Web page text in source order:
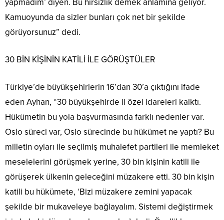
yapmadım’ diyen. Bu hırsızlık demek anlamına geliyor.
Kamuoyunda da sizler bunları çok net bir şekilde
görüyorsunuz” dedi.
30 BİN KİŞİNİN KATİLİ İLE GÖRÜŞTÜLER
Türkiye’de büyükşehirlerin 16’dan 30’a çıktığını ifade
eden Ayhan, “30 büyükşehirde il özel idareleri kalktı.
Hükümetin bu yola başvurmasında farklı nedenler var.
Oslo süreci var, Oslo sürecinde bu hükümet ne yaptı? Bu
milletin oyları ile seçilmiş muhalefet partileri ile memleket
meselelerini görüşmek yerine, 30 bin kişinin katili ile
görüşerek ülkenin geleceğini müzakere etti. 30 bin kişin
katili bu hükümete, ‘Bizi müzakere zemini yapacak
şekilde bir mukaveleye bağlayalım. Sistemi değiştirmek